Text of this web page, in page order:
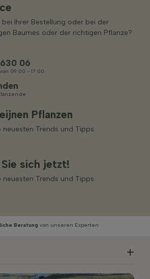
bei Ihrer Bestellung oder bei der
Baumes oder der richtigen Pflanze?
06
09:00 - 17:00
Pflanzen
neuesten Trends und Tipps.
sich jetzt!
neuesten Trends und Tipps.
WählenSie Ihre Lieferwoche